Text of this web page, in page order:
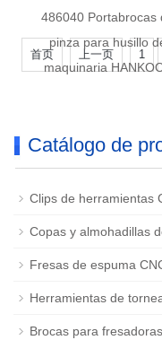
486040 Portabrocas
pinza para husillo
maquinaria
首页 上一页 1
Catálogo de
Clips de herramientas
Copas y almohadillas
Fresas de espuma
Herramientas de
Brocas para